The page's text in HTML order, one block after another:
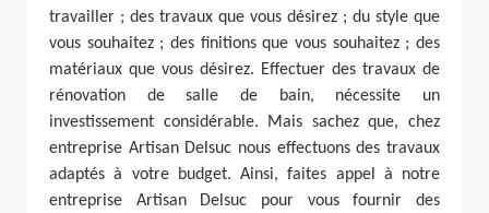
travailler ; des travaux que vous désirez ; du style que
vous souhaitez ; des finitions que vous souhaitez ; des
matériaux que vous désirez. Effectuer des travaux de
rénovation de salle de bain, nécessite un
investissement considérable. Mais sachez que, chez
entreprise Artisan Delsuc nous effectuons des travaux
adaptés à votre budget. Ainsi, faites appel à notre
entreprise Artisan Delsuc pour vous fournir des